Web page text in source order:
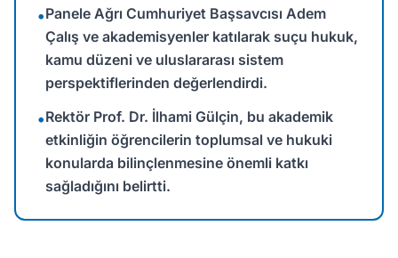
•Panele Ağrı Cumhuriyet Başsavcısı Adem
Çalış ve akademisyenler katılarak suçu hukuk,
kamu düzeni ve uluslararası sistem
perspektiflerinden değerlendirdi.
•Rektör Prof. Dr. İlhami Gülçin, bu akademik
etkinliğin öğrencilerin toplumsal ve hukuki
konularda bilinçlenmesine önemli katkı
sağladığını belirtti.